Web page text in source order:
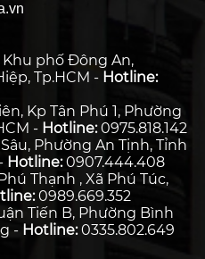
phố Đông An,
Tp.HCM - Hotline:
Kp Tân Phú 1, Phường
- Hotline:0975.818.142
Phường An Tịnh, Tỉnh
Hotline:0907.444.408
Thạnh , Xã Phú Túc,
0989.669.352
Tiến B, Phường Bình
- Hotline:0335.802.649